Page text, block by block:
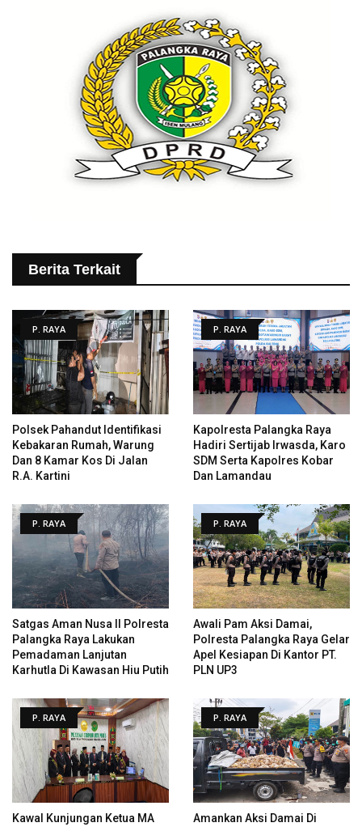
Berita Terkait
P. RAYA
Polsek Pahandut Identifikasi
Kebakaran Rumah, Warung
Dan 8 Kamar Kos Di Jalan
R.A. Kartini
P. RAYA
Kapolresta Palangka Raya
Hadiri Sertijab Irwasda, Karo
SDM Serta Kapolres Kobar
Dan Lamandau
P. RAYA
Satgas Aman Nusa II Polresta
Palangka Raya Lakukan
Pemadaman Lanjutan
Karhutla Di Kawasan Hiu Putih
P. RAYA
Awali Pam Aksi Damai,
Polresta Palangka Raya Gelar
Apel Kesiapan Di Kantor PT.
PLN UP3
P. RAYA
Kawal Kunjungan Ketua MA
P. RAYA
Amankan Aksi Damai Di